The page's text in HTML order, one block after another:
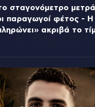
σταγονόμετρο
παραγωγοί φέτος - Η
ακριβά το